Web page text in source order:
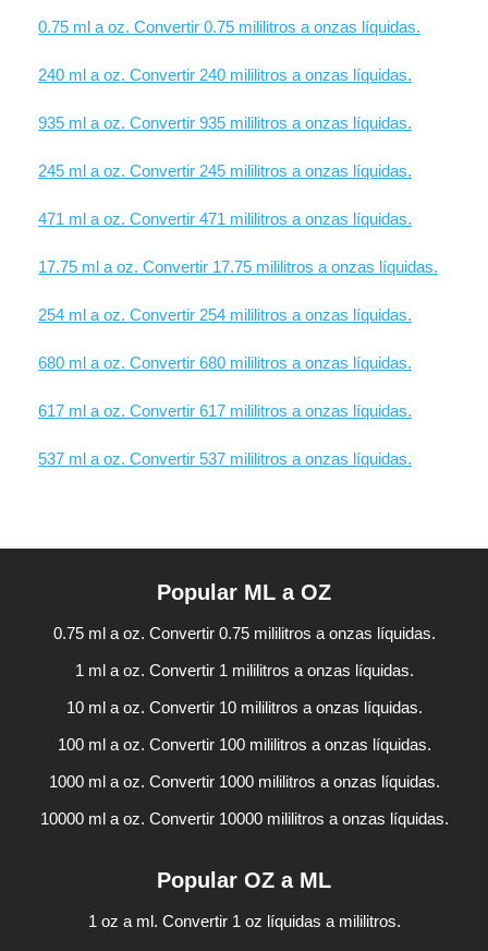
0.75 ml a oz. Convertir 0.75 mililitros a onzas líquidas.
240 ml a oz. Convertir 240 mililitros a onzas líquidas.
935 ml a oz. Convertir 935 mililitros a onzas líquidas.
245 ml a oz. Convertir 245 mililitros a onzas líquidas.
471 ml a oz. Convertir 471 mililitros a onzas líquidas.
17.75 ml a oz. Convertir 17.75 mililitros a onzas líquidas.
254 ml a oz. Convertir 254 mililitros a onzas líquidas.
680 ml a oz. Convertir 680 mililitros a onzas líquidas.
617 ml a oz. Convertir 617 mililitros a onzas líquidas.
537 ml a oz. Convertir 537 mililitros a onzas líquidas.
Popular ML a OZ
0.75 ml a oz. Convertir 0.75 mililitros a onzas líquidas.
1 ml a oz. Convertir 1 mililitros a onzas líquidas.
10 ml a oz. Convertir 10 mililitros a onzas líquidas.
100 ml a oz. Convertir 100 mililitros a onzas líquidas.
1000 ml a oz. Convertir 1000 mililitros a onzas líquidas.
10000 ml a oz. Convertir 10000 mililitros a onzas líquidas.
Popular OZ a ML
1 oz a ml. Convertir 1 oz líquidas a mililitros.